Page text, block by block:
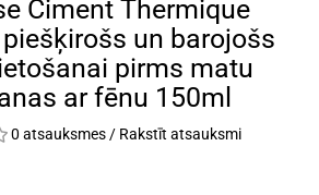
Ciment Thermique
un barojošs
pirms matu
ar fēnu 150ml
0 atsauksmes / Rakstīt atsauksmi